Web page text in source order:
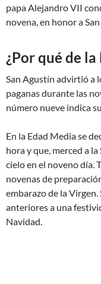
papa Alejandro VII
novena, en honor a
¿Por qué de la
San Agustín advirtió a
paganas durante las
número nueve indica
En la Edad Media se
hora y que, merced a
cielo en el noveno día.
novenas de
embarazo de la
anteriores a una
Navidad.